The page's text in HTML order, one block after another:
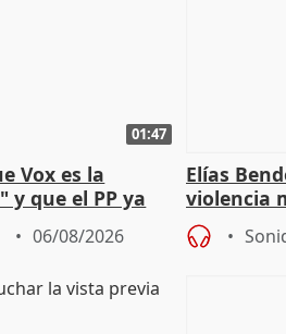
01:47
Vox es la
y que el PP ya
06/08/2026
Elías
violencia